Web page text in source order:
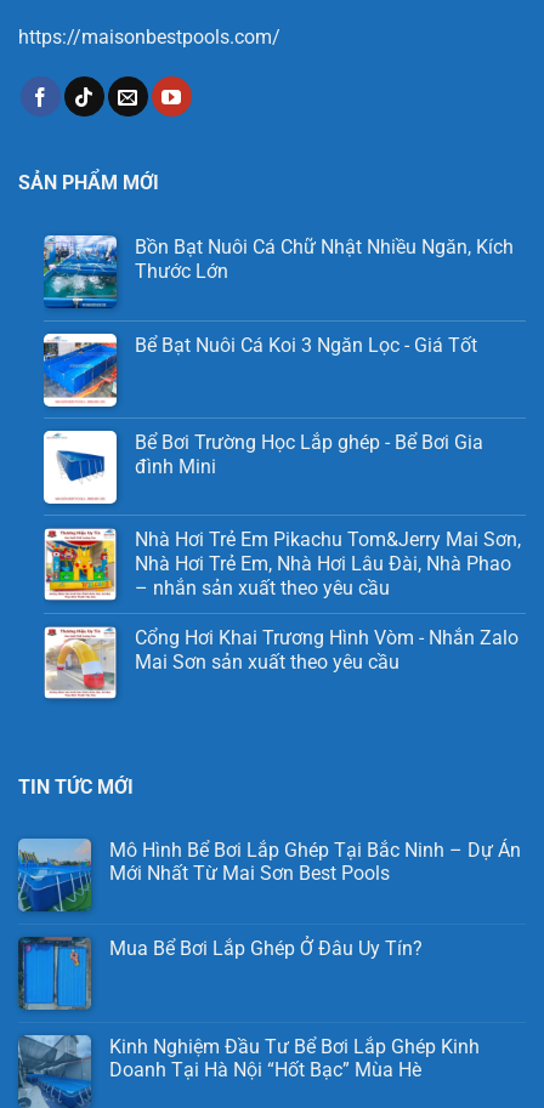
https://maisonbestpools.com/
SẢN PHẨM MỚI
Bồn Bạt Nuôi Cá Chữ Nhật Nhiều Ngăn, Kích
Thước Lớn
Bể Bạt Nuôi Cá Koi 3 Ngăn Lọc - Giá Tốt
Bể Bơi Trường Học Lắp ghép - Bể Bơi Gia
đình Mini
Nhà Hơi Trẻ Em Pikachu Tom&Jerry Mai Sơn,
Nhà Hơi Trẻ Em, Nhà Hơi Lâu Đài, Nhà Phao
– nhắn sản xuất theo yêu cầu
Cổng Hơi Khai Trương Hình Vòm - Nhắn Zalo
Mai Sơn sản xuất theo yêu cầu
TIN TỨC MỚI
Mô Hình Bể Bơi Lắp Ghép Tại Bắc Ninh – Dự Án
Mới Nhất Từ Mai Sơn Best Pools
Mua Bể Bơi Lắp Ghép Ở Đâu Uy Tín?
Kinh Nghiệm Đầu Tư Bể Bơi Lắp Ghép Kinh
Doanh Tại Hà Nội “Hốt Bạc” Mùa Hè